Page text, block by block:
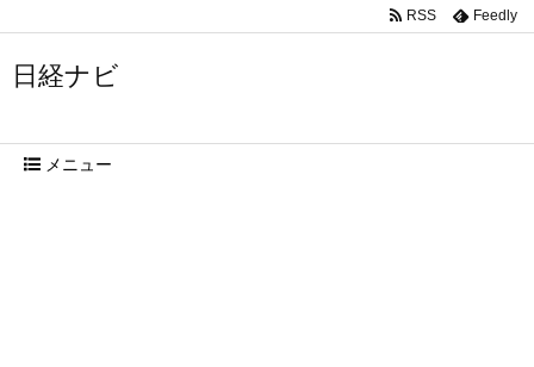
日経ナビ
メニュー
RSS Feedly